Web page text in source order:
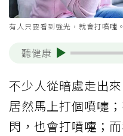
有人只要看到強光，就會打噴嚏
聽健康
不少人從暗處走出
居然馬上打個噴嚏
閃，也會打噴嚏；